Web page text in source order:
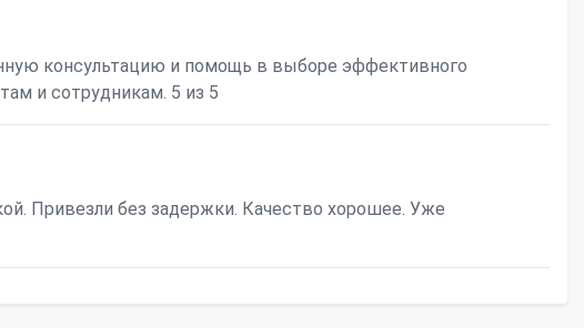
консультацию и помощь в выборе эффективного
и сотрудникам. 5 из 5
Привезли без задержки. Качество хорошее. Уже